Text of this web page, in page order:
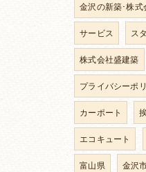
金沢の新築･株
サービス ス
株式会社盛建築
プライバシーポ
カーポート
エコキュート
富山県 金沢